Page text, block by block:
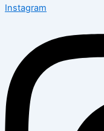
Instagram